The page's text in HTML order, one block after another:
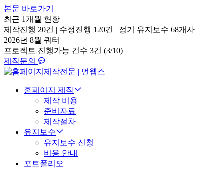
본문 바로가기
최근 1개월 현황
제작진행 20건 | 수정진행 120건 | 정기 유지보수 68개사
2026년 8월 쿼터
프로젝트 진행가능 건수 3건 (3/10)
제작문의
홈페이지 제작
제작 비용
준비자료
제작절차
유지보수
유지보수 신청
비용 안내
포트폴리오